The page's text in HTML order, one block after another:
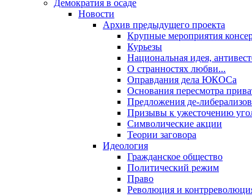
Демократия в осаде
Новости
Архив предыдущего проекта
Крупные мероприятия
Курьезы
Национальная идея,
О странностях любви...
Оправдания дела ЮКОСа
Основания пересмотра
Предложения де-
Призывы к ужесточению
Символические акции
Теории заговора
Идеология
Гражданское общество
Политический режим
Право
Революция и